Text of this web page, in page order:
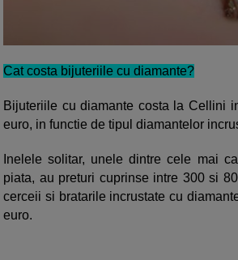
Cat costa bijuteriile cu diamante?
Bijuteriile cu diamante costa la Cellini
euro, in functie de tipul diamantelor
Inelele solitar, unele dintre cele mai
piata, au preturi cuprinse intre 300 si
cerceii si bratarile incrustate cu
euro.